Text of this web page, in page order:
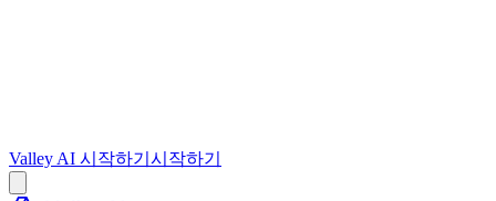
Valley AI 시작하기 시작하기